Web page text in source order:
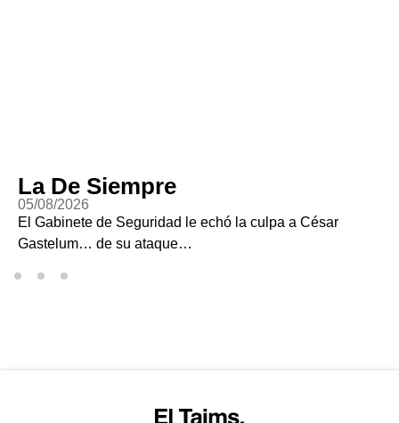
La De Siempre
05/08/2026
El Gabinete de Seguridad le echó la culpa a César
Gastelum… de su ataque…